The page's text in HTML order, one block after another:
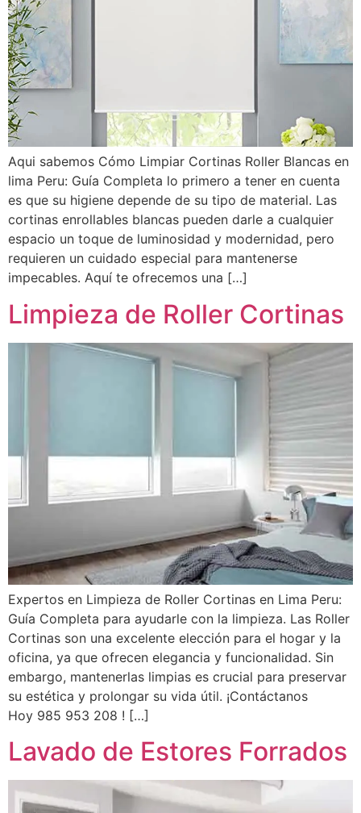
Aqui sabemos Cómo Limpiar Cortinas Roller Blancas en
lima Peru: Guía Completa lo primero a tener en cuenta
es que su higiene depende de su tipo de material. Las
cortinas enrollables blancas pueden darle a cualquier
espacio un toque de luminosidad y modernidad, pero
requieren un cuidado especial para mantenerse
impecables. Aquí te ofrecemos una […]
Limpieza de Roller Cortinas
Expertos en Limpieza de Roller Cortinas en Lima Peru:
Guía Completa para ayudarle con la limpieza. Las Roller
Cortinas son una excelente elección para el hogar y la
oficina, ya que ofrecen elegancia y funcionalidad. Sin
embargo, mantenerlas limpias es crucial para preservar
su estética y prolongar su vida útil. ¡Contáctanos
Hoy 985 953 208 ! […]
Lavado de Estores Forrados